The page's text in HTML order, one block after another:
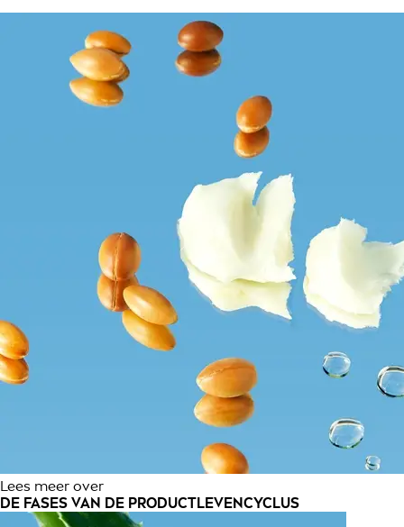
Lees meer over
DE FASES VAN DE PRODUCTLEVENCYCLUS